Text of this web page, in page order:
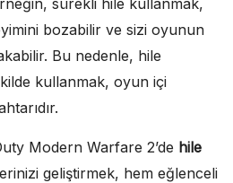
bozabilir ve sizi oyunun
Bu nedenle, hile
kullanmak, oyun içi
Modern Warfare 2’de hile
geliştirmek, hem eğlenceli